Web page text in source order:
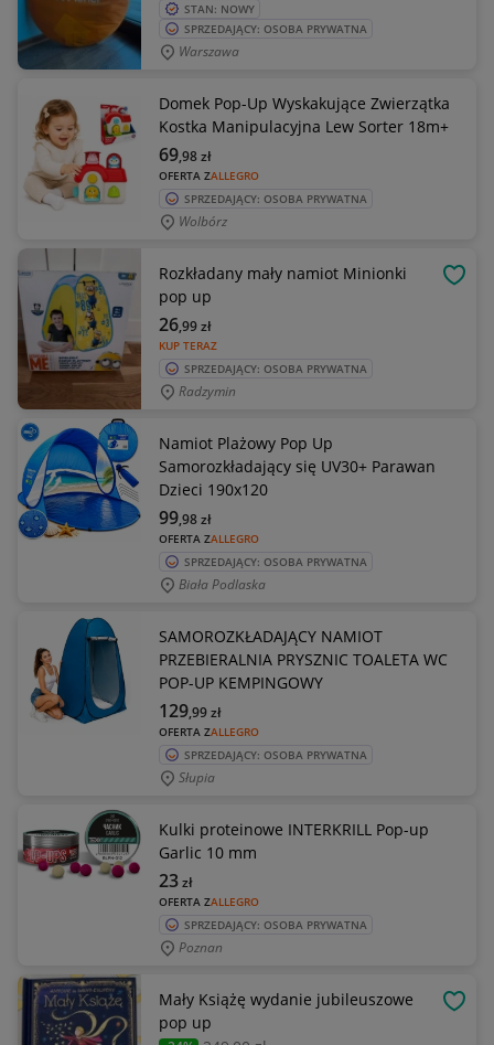
STAN: NOWY
SPRZEDAJĄCY: OSOBA PRYWATNA
Warszawa
Domek Pop-Up Wyskakujące Zwierzątka
Kostka Manipulacyjna Lew Sorter 18m+
OFERTA ZALLEGRO
69,98zł
SPRZEDAJĄCY: OSOBA PRYWATNA
Wolbórz
Rozkładany mały namiot Minionki
pop up
KUP TERAZ
26,99zł
SPRZEDAJĄCY: OSOBA PRYWATNA
Radzymin
Namiot Plażowy Pop Up
Samorozkładający się UV30+ Parawan
Dzieci 190x120
OFERTA ZALLEGRO
99,98zł
SPRZEDAJĄCY: OSOBA PRYWATNA
Biała Podlaska
SAMOROZKŁADAJĄCY NAMIOT
PRZEBIERALNIA PRYSZNIC TOALETA WC
POP-UP KEMPINGOWY
OFERTA ZALLEGRO
129,99zł
SPRZEDAJĄCY: OSOBA PRYWATNA
Słupia
Kulki proteinowe INTERKRILL Pop-up
Garlic 10 mm
OFERTA ZALLEGRO
23zł
SPRZEDAJĄCY: OSOBA PRYWATNA
Poznan
Mały Książę wydanie jubileuszowe
pop up